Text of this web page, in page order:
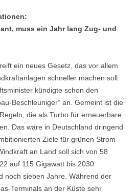
muss ein Jahr lang Zug- und
ein neues Gesetz, das vor allem
schneller machen soll.
kündigte schon den
Beschleuniger“ an. Gemeint ist die
die als Turbo für erneuerbare
Das wäre in Deutschland dringend
Ziele für grünen Strom
an Land soll sich von 58
auf 115 Gigawatt bis 2030
noch sieben Jahre. Während der
Terminals an der Küste sehr